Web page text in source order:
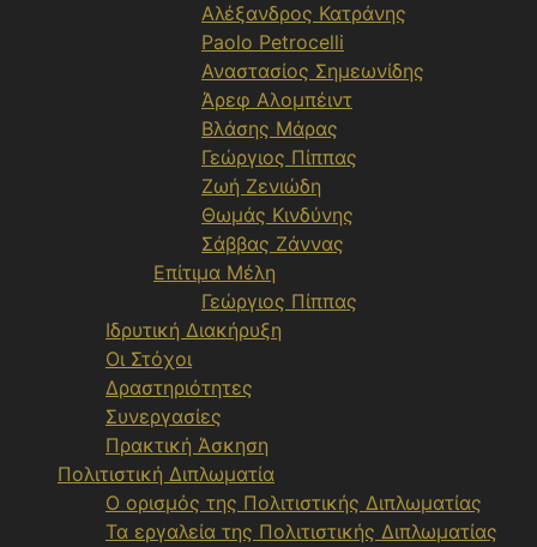
Αλέξανδρος Κατράνης
Paolo Petrocelli
Αναστασίος Σημεωνίδης
Άρεφ Αλομπέιντ
Βλάσης Μάρας
Γεώργιος Πίππας
Ζωή Ζενιώδη
Θωμάς Κινδύνης
Σάββας Ζάννας
Επίτιμα Μέλη
Γεώργιος Πίππας
Ιδρυτική Διακήρυξη
Οι Στόχοι
Δραστηριότητες
Συνεργασίες
Πρακτική Άσκηση
Πολιτιστική Διπλωματία
Ο ορισμός της Πολιτιστικής Διπλωματίας
Τα εργαλεία της Πολιτιστικής Διπλωματίας